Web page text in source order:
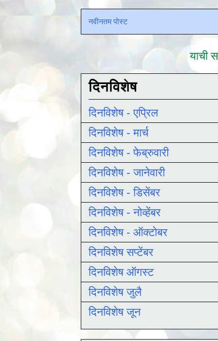
नवीनतम पोस्ट
याची
दिनविशेष
दिनविशेष - एप्रिल
दिनविशेष - मार्च
दिनविशेष - फेब्रुवारी
दिनविशेष - जानेवारी
दिनविशेष - डिसेंबर
दिनविशेष - नोव्हेंबर
दिनविशेष - ऑक्टोबर
दिनविशेष सप्टेंबर
दिनविशेष ऑगस्ट
दिनविशेष जुलै
दिनविशेष जून